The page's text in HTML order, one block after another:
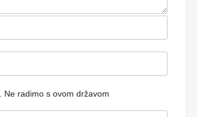
Ne radimo s ovom državom